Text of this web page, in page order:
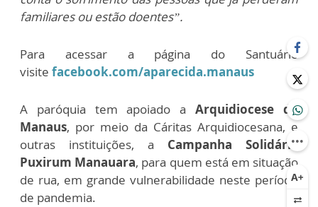
familiares ou estão doentes”.
Para acessar a página do Santuário
visite facebook.com/aparecida.manaus
A paróquia tem apoiado aArquidiocese de
Manaus, por meio da Cáritas Arquidiocesana, e
outras instituições, a Campanha Solidária
Puxirum Manauara, para quem está em situação
de rua, em grande vulnerabilidade neste período
de pandemia.